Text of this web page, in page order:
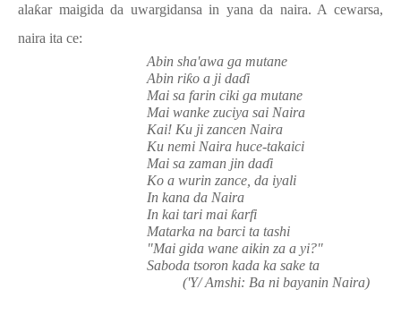
alaƙar maigida da uwargidansa in yana da naira. A cewarsa,
naira ita ce:
Abin sha'awa ga mutane
Abin riƙo a ji daɗi
Mai sa farin ciki ga mutane
Mai wanke zuciya sai Naira
Kai! Ku ji zancen Naira
Ku nemi Naira huce-takaici
Mai sa zaman jin daɗi
Ko a wurin zance, da iyali
In kana da Naira
In kai tari mai ƙarfi
Matarka na barci ta tashi
"Mai gida wane aikin za a yi?"
Saboda tsoron kada ka sake ta
('Y/ Amshi: Ba ni bayanin Naira)